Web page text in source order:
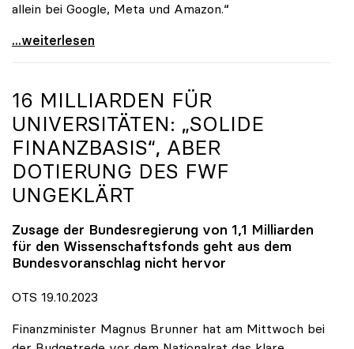
allein bei Google, Meta und Amazon.“
#unikämpft: uniko zeigt Verständnis für
...weiterlesen
16 MILLIARDEN FÜR
UNIVERSITÄTEN: „SOLIDE
FINANZBASIS“, ABER
DOTIERUNG DES FWF
UNGEKLÄRT
Zusage der Bundesregierung von 1,1 Milliarden
für den Wissenschaftsfonds geht aus dem
Bundesvoranschlag nicht hervor
OTS 19.10.2023
Finanzminister Magnus Brunner hat am Mittwoch bei